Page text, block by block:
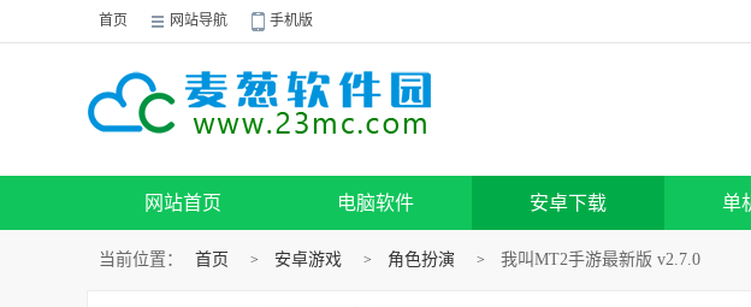
首页 网站导航 手机版
网站首页 电脑软件 安卓下载 单
当前位置： 首页 > 安卓游戏 > 角色扮演 > 我叫MT2手游最新版 v2.7.0